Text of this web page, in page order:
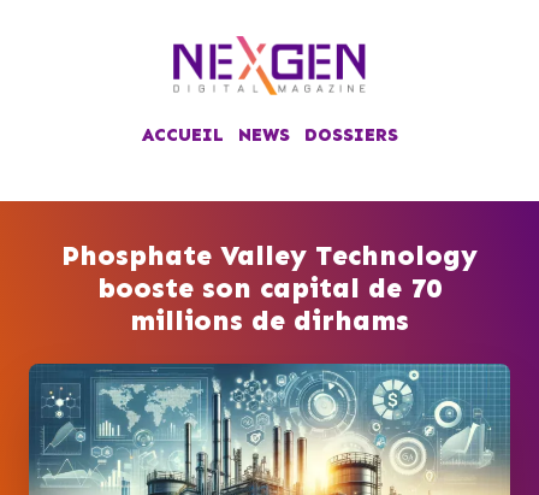
ACCUEIL NEWS DOSSIERS
Phosphate Valley Technology
booste son capital de 70
millions de dirhams